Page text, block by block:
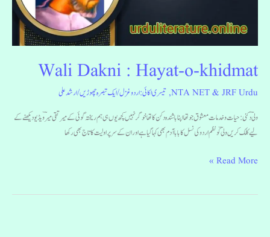
Wali Dakni : Hayat-o-khidmat
NTA NET & JRF Urdu
, تیسری اکائی: اردو غزل/ایک تبصرہ چھوڑیں/ارشد علی
ولیؔ دکنی : حیات و خدمات معشوق جو تھا اپنا باشندہ دکن کا تھا خوگر نہیں کچھ یوں ہی ہم ریختہ گوئی کے میر تقی میرؔ ویڈیو دیکھنے کے
لیے کلک کریں ولی ؔکو نظم اردو کی نسل کا بابا آدم بھی کہا گیا ہے اور ان کے سر پر اولیت کا تاج بھی رکھا
Read More »